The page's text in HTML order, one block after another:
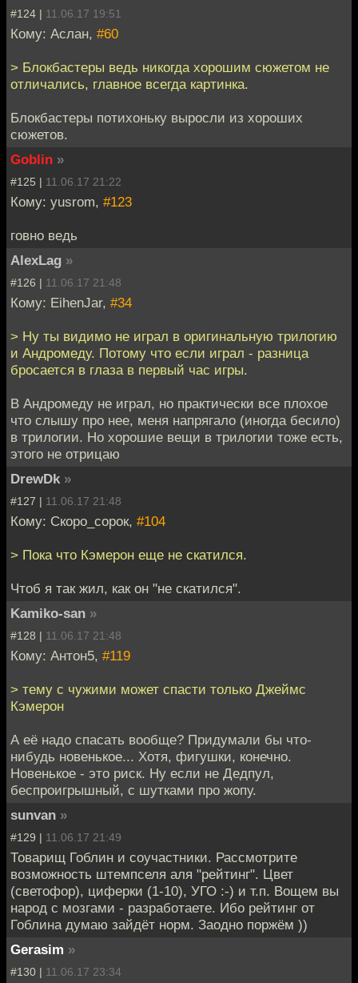
#124 | 11.06.17 19:51
Кому: Аслан, #60
> Блокбастеры ведь никогда хорошим сюжетом не
отличались, главное всегда картинка.
Блокбастеры потихоньку выросли из хороших
сюжетов.
Goblin »
#125 | 11.06.17 21:22
Кому: yusrom, #123
говно ведь
AlexLag »
#126 | 11.06.17 21:48
Кому: EihenJar, #34
> Ну ты видимо не играл в оригинальную трилогию
и Андромеду. Потому что если играл - разница
бросается в глаза в первый час игры.
В Андромеду не играл, но практически все плохое
что слышу про нее, меня напрягало (иногда бесило)
в трилогии. Но хорошие вещи в трилогии тоже есть,
этого не отрицаю
DrewDk »
#127 | 11.06.17 21:48
Кому: Скоро_сорок, #104
> Пока что Кэмерон еще не скатился.
Чтоб я так жил, как он "не скатился".
Kamiko-san »
#128 | 11.06.17 21:48
Кому: Антон5, #119
> тему с чужими может спасти только Джеймс
Кэмерон
А её надо спасать вообще? Придумали бы что-
нибудь новенькое... Хотя, фигушки, конечно.
Новенькое - это риск. Ну если не Дедпул,
беспроигрышный, с шутками про жопу.
sunvan »
#129 | 11.06.17 21:49
Товарищ Гоблин и соучастники. Рассмотрите
возможность штемпселя аля "рейтинг". Цвет
(светофор), циферки (1-10), УГО :-) и т.п. Вощем вы
народ с мозгами - разработаете. Ибо рейтинг от
Гоблина думаю зайдёт норм. Заодно поржём ))
Gerasim »
#130 | 11.06.17 23:34